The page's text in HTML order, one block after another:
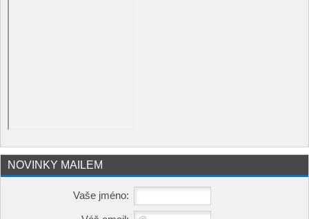
NOVINKY MAILEM
Vaše jméno: